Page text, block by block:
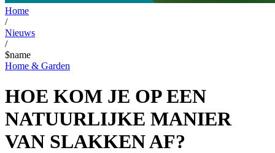
Home
/
Nieuws
/
$name
Home & Garden
HOE KOM JE OP EEN
NATUURLIJKE MANIER
VAN SLAKKEN AF?